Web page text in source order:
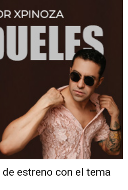
estreno con el tema